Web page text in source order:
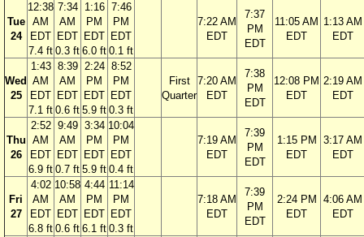
Tue
24
12:38
AM
EDT
7.4 ft
7:34
AM
EDT
0.3 ft
1:16
PM
EDT
6.0 ft
7:46
PM
EDT
0.1 ft
7:22 AM
EDT
7:37
PM
EDT
11:05 AM
EDT
1:13 AM
EDT
Wed
25
1:43
AM
EDT
7.1 ft
8:39
AM
EDT
0.6 ft
2:24
PM
EDT
5.9 ft
8:52
PM
EDT
0.3 ft
First
Quarter
7:20 AM
EDT
7:38
PM
EDT
12:08 PM
EDT
2:19 AM
EDT
Thu
26
2:52
AM
EDT
6.9 ft
9:49
AM
EDT
0.7 ft
3:34
PM
EDT
5.9 ft
10:04
PM
EDT
0.4 ft
7:19 AM
EDT
7:39
PM
EDT
1:15 PM
EDT
3:17 AM
EDT
Fri
27
4:02
AM
EDT
6.8 ft
10:58
AM
EDT
0.6 ft
4:44
PM
EDT
6.1 ft
11:14
PM
EDT
0.3 ft
7:18 AM
EDT
7:39
PM
EDT
2:24 PM
EDT
4:06 AM
EDT